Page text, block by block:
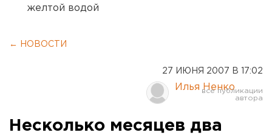
желтой водой
← НОВОСТИ
27 ИЮНЯ 2007 В 17:02
Илья Ненко
Несколько месяцев два